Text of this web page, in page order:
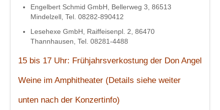
Engelbert Schmid GmbH, Bellerweg 3, 86513
Mindelzell, Tel. 08282-890412
Lesehexe GmbH, Raiffeisenpl. 2, 86470
Thannhausen, Tel. 08281-4488
15 bis 17 Uhr: Frühjahrsverkostung der Don Angel
Weine im Amphitheater (Details siehe weiter
unten nach der Konzertinfo)